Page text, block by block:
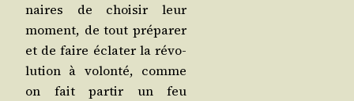
naires de choi­sir leur
moment, de tout pré­pa­rer
et de faire écla­ter la révo­
lu­tion à volon­té, comme
on fait par­tir un feu